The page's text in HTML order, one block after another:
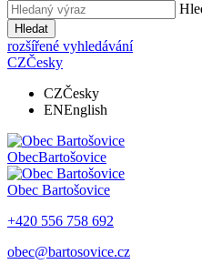
Hledat
rozšířené vyhledávání
CZČesky
CZČesky
ENEnglish
ObecBartošovice
Obec Bartošovice
+420 556 758 692
obec@bartosovice.cz